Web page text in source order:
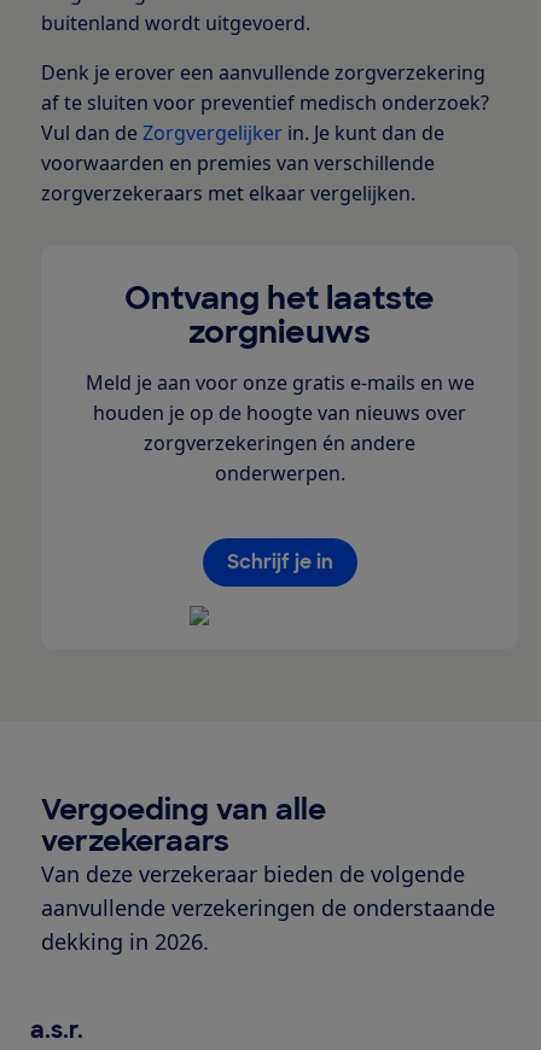
buitenland wordt uitgevoerd.
Denk je erover een aanvullende zorgverzekering
af te sluiten voor preventief medisch onderzoek?
Vul dan deZorgvergelijkerin. Je kunt dan de
voorwaarden en premies van verschillende
zorgverzekeraars met elkaar vergelijken.
Ontvang het laatste
zorgnieuws
Meld je aan voor onze gratis e-mails en we
houden je op de hoogte van nieuws over
zorgverzekeringen én andere
onderwerpen.
Schrijf je in
Vergoeding van alle
verzekeraars
Van deze verzekeraar bieden de volgende
aanvullende verzekeringen de onderstaande
dekking in 2026.
a.s.r.